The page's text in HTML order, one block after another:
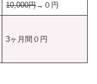
10,000円→０円
3ヶ月間０円